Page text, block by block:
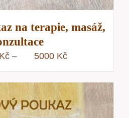
na terapie, masáž,
Kč – 5000 KčRozpětí
200 Kč
až
5000 Kč